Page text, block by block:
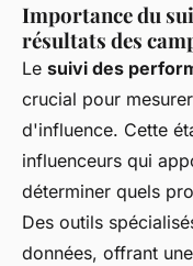
Importance du
résultats des
Le suivi des
crucial pour
d'influence. Cette
influenceurs qui
déterminer quels
Des outils
données, offrant